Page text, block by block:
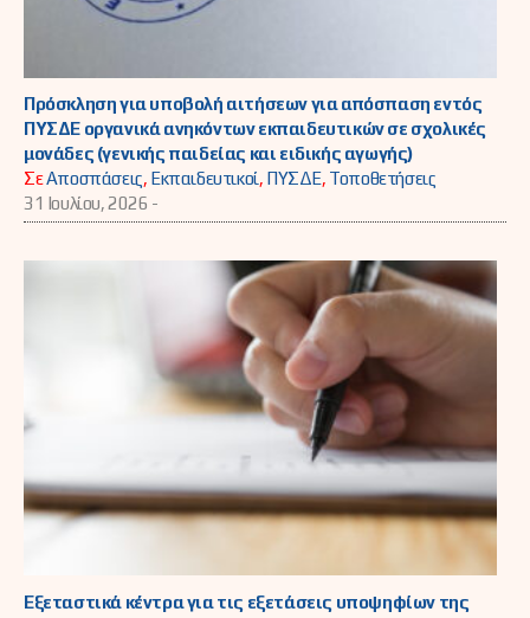
Πρόσκληση για υποβολή αιτήσεων για απόσπαση εντός
ΠΥΣΔΕ οργανικά ανηκόντων εκπαιδευτικών σε σχολικές
μονάδες (γενικής παιδείας και ειδικής αγωγής)
ΣεΑποσπάσεις, Εκπαιδευτικοί, ΠΥΣΔΕ, Τοποθετήσεις
31 Ιουλίου, 2026 -
Εξεταστικά κέντρα για τις εξετάσεις υποψηφίων της